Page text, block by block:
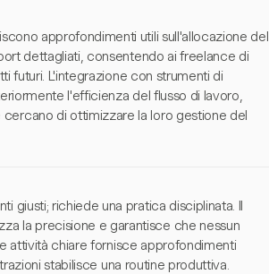
approfondimenti utili sull'allocazione del
dettagliati, consentendo ai freelance di
futuri. L'integrazione con strumenti di
l'efficienza del flusso di lavoro,
di ottimizzare la loro gestione del
giusti; richiede una pratica disciplinata. Il
la precisione e garantisce che nessun
attività chiare fornisce approfondimenti
stabilisce una routine produttiva.